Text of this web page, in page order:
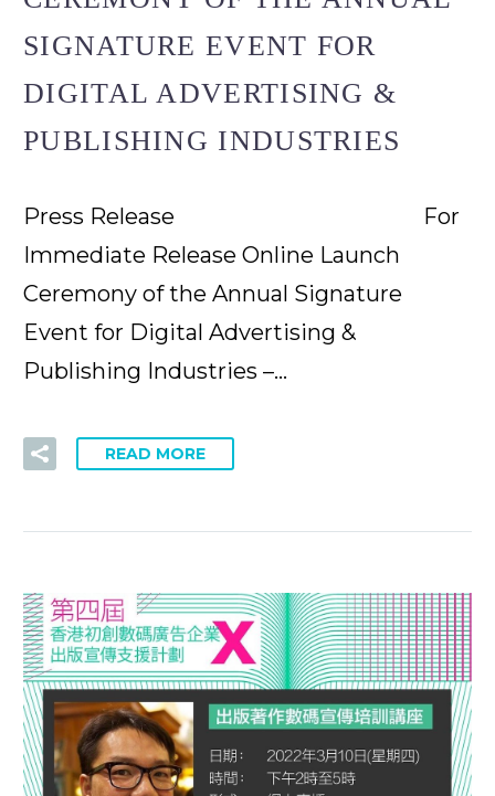
SIGNATURE EVENT FOR
DIGITAL ADVERTISING &
PUBLISHING INDUSTRIES
Press Release For
Immediate Release Online Launch
Ceremony of the Annual Signature
Event for Digital Advertising &
Publishing Industries –…
READ MORE